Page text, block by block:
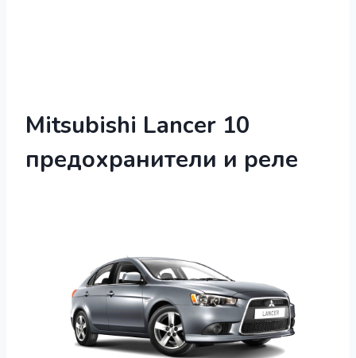
Mitsubishi Lancer 10
предохранители и реле